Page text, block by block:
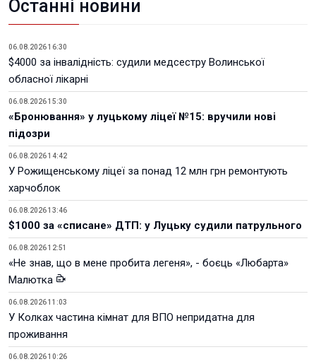
Останні новини
06.08.2026 16:30
$4000 за інвалідність: судили медсестру Волинської
обласної лікарні
06.08.2026 15:30
«Бронювання» у луцькому ліцеї №15: вручили нові
підозри
06.08.2026 14:42
У Рожищенському ліцеї за понад 12 млн грн ремонтують
харчоблок
06.08.2026 13:46
$1000 за «списане» ДТП: у Луцьку судили патрульного
06.08.2026 12:51
«Не знав, що в мене пробита легеня», - боєць «Любарта»
Малютка
06.08.2026 11:03
У Колках частина кімнат для ВПО непридатна для
проживання
06.08.2026 10:26